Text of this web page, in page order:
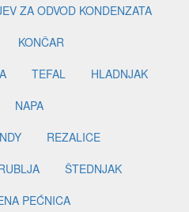
ZA ODVOD KONDENZATA
KONČAR
TEFAL
HLADNJAK
NAPA
REZALICE
ŠTEDNJAK
PEĆNICA